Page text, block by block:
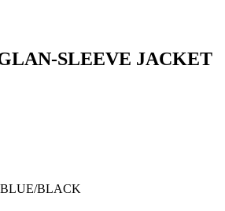
SLEEVE JACKET
BLACK